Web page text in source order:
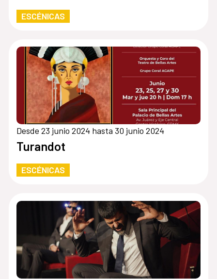
ESCÉNICAS
Desde 23 junio 2024 hasta 30 junio 2024
Turandot
ESCÉNICAS